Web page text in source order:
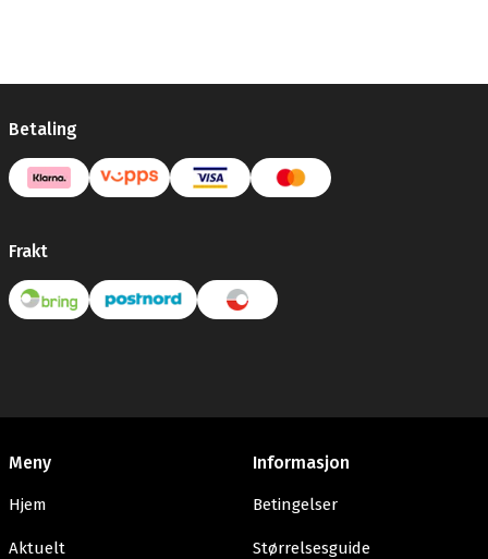
Betaling
Frakt
Meny
Hjem
Aktuelt
Informasjon
Betingelser
Størrelsesguide